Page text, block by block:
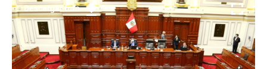
Descargar foto